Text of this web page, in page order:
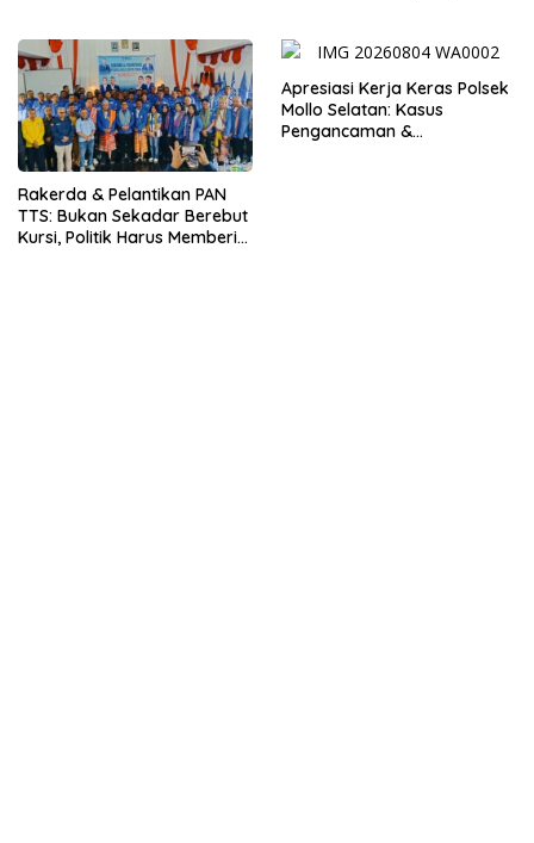
Uang
Rakerda & Pelantikan PAN
TTS: Bukan Sekadar Berebut
Kursi, Politik Harus Memberi
Apresiasi Kerja Keras Polsek
Mollo Selatan: Kasus
Pengancaman &